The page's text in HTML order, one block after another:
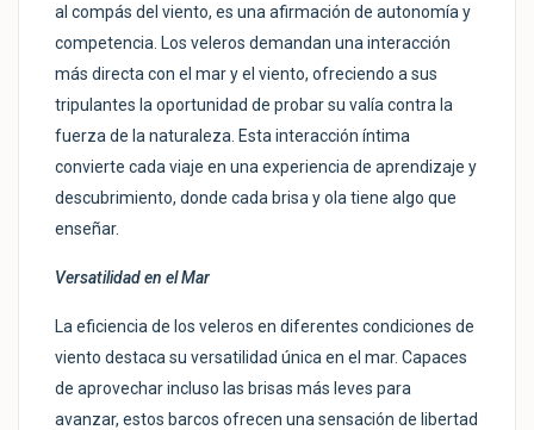
al compás del viento, es una afirmación de autonomía y
competencia. Los veleros demandan una interacción
más directa con el mar y el viento, ofreciendo a sus
tripulantes la oportunidad de probar su valía contra la
fuerza de la naturaleza. Esta interacción íntima
convierte cada viaje en una experiencia de aprendizaje y
descubrimiento, donde cada brisa y ola tiene algo que
enseñar.
Versatilidad en el Mar
La eficiencia de los veleros en diferentes condiciones de
viento destaca su versatilidad única en el mar. Capaces
de aprovechar incluso las brisas más leves para
avanzar, estos barcos ofrecen una sensación de libertad